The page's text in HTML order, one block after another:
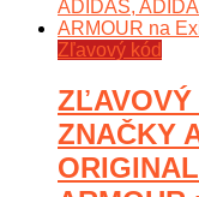
Zľavový kód
ZNAČKY